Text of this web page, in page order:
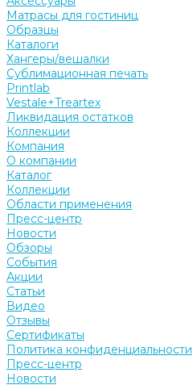
Матрасы для гостиниц
Образцы
Каталоги
Хангеры/вешалки
Сублимационная печать
Printlab
Vestale+Treartex
Ликвидация остатков
Коллекции
Компания
О компании
Каталог
Коллекции
Области применения
Пресс-центр
Новости
Обзоры
События
Акции
Статьи
Видео
Отзывы
Сертификаты
Политика конфиденциальности
Пресс-центр
Новости